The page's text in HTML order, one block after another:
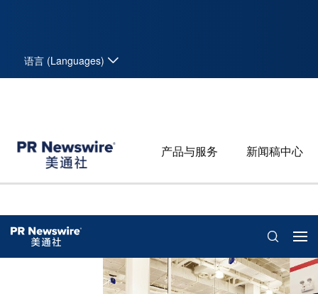
语言 (Languages)
产品与服务 新闻稿中心